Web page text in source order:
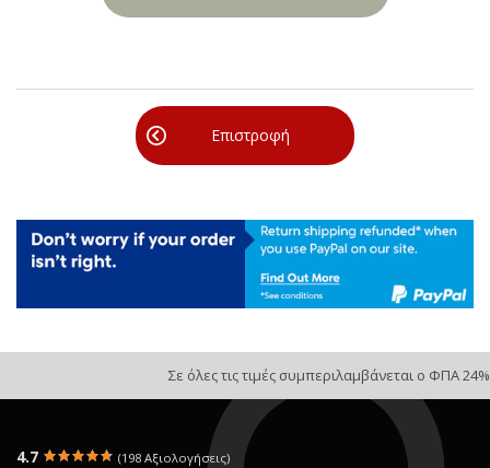
Επιστροφή
Σε όλες τις τιμές συμπεριλαμβάνεται ο ΦΠΑ 24%
4.7 (198 Αξιολογήσεις)